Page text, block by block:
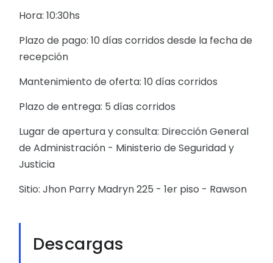
Hora: 10:30hs
Plazo de pago: 10 días corridos desde la fecha de
recepción
Mantenimiento de oferta: 10 días corridos
Plazo de entrega: 5 días corridos
Lugar de apertura y consulta: Dirección General
de Administración - Ministerio de Seguridad y
Justicia
Sitio: Jhon Parry Madryn 225 - 1er piso - Rawson
Descargas